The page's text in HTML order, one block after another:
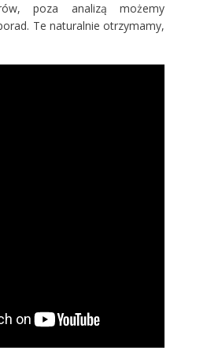
poza analizą możemy
Te naturalnie otrzymamy,